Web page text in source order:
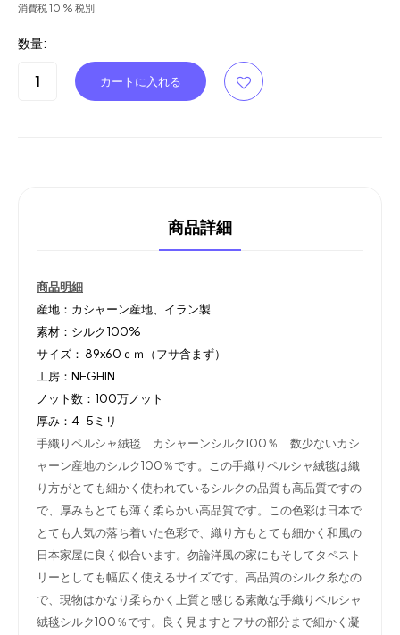
消費税 10 % 税別
数量:
商品詳細
商品明細
産地：カシャーン産地、イラン製
素材：シルク100%
サイズ： 89x60ｃｍ（フサ含まず）
工房：NEGHIN
ノット数：100万ノット
厚み：4-5ミリ
手織りペルシャ絨毯 カシャーンシルク100％ 数少ないカシ
ャーン産地のシルク100％です。この手織りペルシャ絨毯は織
り方がとても細かく使われているシルクの品質も高品質ですの
で、厚みもとても薄く柔らかい高品質です。この色彩は日本で
とても人気の落ち着いた色彩で、織り方もとても細かく和風の
日本家屋に良く似合います。勿論洋風の家にもそしてタペスト
リーとしても幅広く使えるサイズです。高品質のシルク糸なの
で、現物はかなり柔らかく上質と感じる素敵な手織りペルシャ
絨毯シルク100％です。良く見ますとフサの部分まで細かく凝